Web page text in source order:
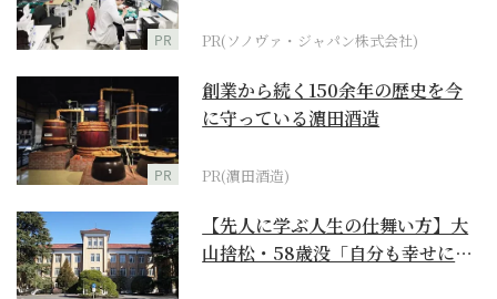
PR PR(ソノヴァ・ジャパン株式会社)
PR
創業から続く150余年の歴史を今
に守っている濵田酒造
PR(濵田酒造)
【先人に学ぶ人生の仕舞い方】大
山捨松・58歳没「自分も幸せにな